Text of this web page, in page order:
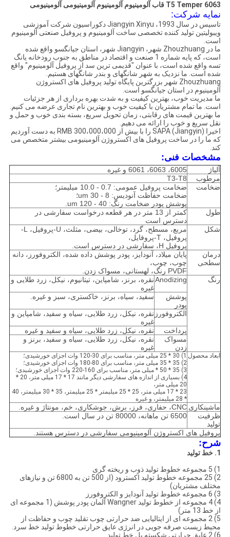
6063 T5 Temper قاب آلومینیوم آلومینیوم آلومینیومی آلومینیومی
نمایه شرکت:
تاسیس در سال 1993، Jiangyin Xinyu دکوراسیون شرکت آموزشی
ویبولیتین تولید کننده تخصصی ساخت آلومینیوم و پروفیل صنعتی آلومینیوم
است.
ما در Zhouzhuang شهر، Jiangyin شهر، استان جیانگسو واقع شده
است، که پایه شماره 1 صنعت و اقتصاد در مناطق به جنوب رودخانه یانگ
تسه واقع شده است، با عنوان "قدیمی ترین سد از پروفیل آلومینیوم" واقع
شده است. ما نزدیک به شهر شانگهای و بندر شانگهای هستیم.
Zhouzhuang شهر بزرگترین پایگاه تولید پروفیل های اکستروژن
آلومینیوم در استان جیانگسو است.
ما مدیریت خوب، بهترین کیفیت و به شدت بهره برداری از هر جزئیات
است. ما تمام مشتریان با کیفیت خوب و بهترین نام تجاری عرضه می کنیم.
ما بهترین قیمت های رقابتی، زمان تحویل سریع، بسته بندی خوب و حمل و
نقل سریع و خوب را ارائه می دهیم.
اخیرا SAPA (Jiangyin) را با بیش از 300،000،000 RMB به دست آوردیم
که ما را در ساخت پروفیل های اکستروژن آلومینیومی بیشتر متخصص می
کند.
مشخصات فنی:
آلیاژ
6005، 6063، 6061 و غیره
مرطوب
T3-T8
ضخامت
ضخامت پروفیل عمومی: 0.7 - 10.0 میلیمتر؛
ضخامت حفاظت آنودیس: 8 - 30 um؛
پوشش پودر ضخامت رنگ: 40 - 120 um.
طول
کمتر از 13 متر در هر قطعه
درخواست سفارشی در
دسترس است
شکل
مربع، مسطح، گرد، توخالی، بیضی، مثلث، U-پروفیل، L-
پروفیل، T-پروفایل،
پروفیل H، سفارشی در دسترس است.
درمان
سطحی
پایان میلاد، آنودایز، پودر پوشش داده شده، الکتروفورز، دانه
چوب، چوب،
PVDF رنگ، لهستانی، مسواک زدن.
رنگ
Anodizingنقره، برنز، شامپاین، تیتانیوم، نیکل، زرد طلایی و
غیره
پوشش
پودر
سفید، سیاه، برنز، خاکستری، سبز و غیره.
الکتروفورز نقره، نیکل، زرد طلایی، سیاه و سفید، شامپاین و
غیره
پرداخت
نقره، نیکل، زرد طلایی، سیاه و سفید و غیره
مسواک
زدن
نقره، نیکل، زرد طلایی، سیاه و سفید، برنز و
غیره
ابعاد محصول 1) 30 * 25 میلی متر، مناسب برای 30-120 وات اجزای خورشیدی؛
2) 35 * 35 میلی متر، مناسب برای 80-180 وات اجزای خورشیدی؛
3) 35 * 50 * میلی متر، مناسب برای 160-220 وات اجزای خورشیدی؛
4) بسیاری از اندازه های سفارشی دیگر مانند 17 * 17 میلی متر، 20 *
20 میلی متر،
23 * 17 میلی متر، 25 * 25 میلیمتر * 25 میلیمتر، 35 * 30 میلیمتر، 40
* 28 میلیمتر، و غیره
ماشینکاری CNC، حفاری، فرز، برش، جوشکاری، خم، مونتاژ و غیره.
ظرفیت
تولید
6500 تن ماهانه، 80000 تن در سال است.
پروفیل های اکستروژن آلومینیومی سفارشی در دسترس هستند.
شرح:
1. خط تولید
1) 5 مجموعه خطوط تولید ذوب و ریخته گری
2) 25 مجموعه خطوط تولید اکسترود (از 500 تن به 6800 تن و نیازهای
مختلف مشتریان)
3) 6 مجموعه خطوط تولید آنودایز و الکتروفورز
4) 4 مجموعه از خطوط تولید Wangner آلمان پودر پوشش (1 مجموعه ای
از خط 13 متر)
5) 2 مجموعه ای از ایتالیایی ضد حرارتی چوب تقلید چوب و حفاظت از
محیط زیست صرفه جویی در انرژی عایق حرارتی خطوط تولید خط سرد.
6) 2 عایق حرارتی شکسته پل خط تولید